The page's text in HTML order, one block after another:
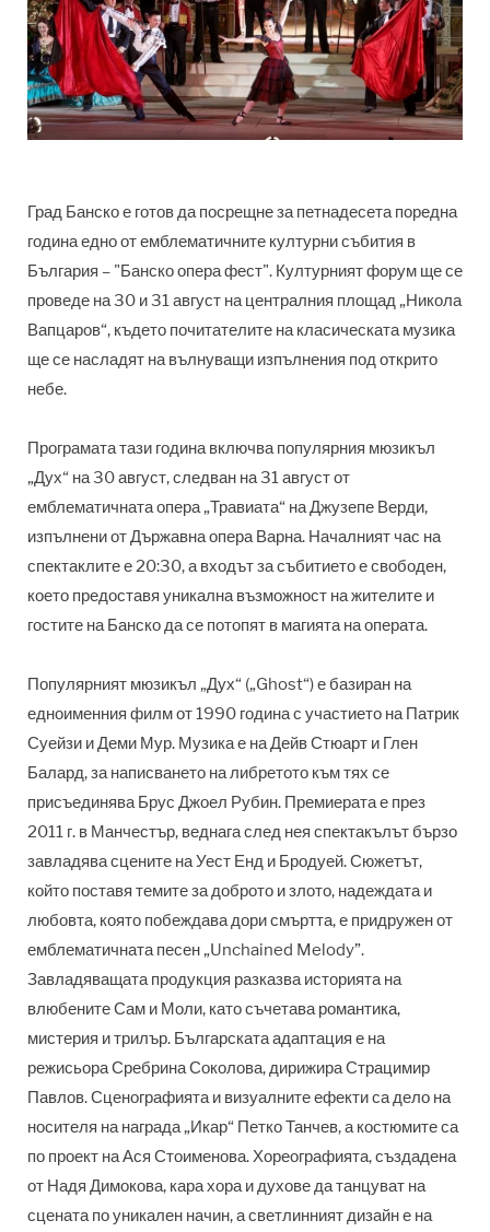
Град Банско е готов да посрещне за петнадесета поредна
година едно от емблематичните културни събития в
България – "Банско опера фест". Културният форум ще се
проведе на 30 и 31 август на централния площад „Никола
Вапцаров“, където почитателите на класическата музика
ще се насладят на вълнуващи изпълнения под открито
небе.
Програмата тази година включва популярния мюзикъл
„Дух“ на 30 август, следван на 31 август от
емблематичната опера „Травиата“ на Джузепе Верди,
изпълнени от Държавна опера Варна. Началният час на
спектаклите е 20:30, а входът за събитието е свободен,
което предоставя уникална възможност на жителите и
гостите на Банско да се потопят в магията на операта.
Популярният мюзикъл „Дух“ („Ghost“) е базиран на
едноименния филм от 1990 година с участието на Патрик
Суейзи и Деми Мур. Музика е на Дейв Стюарт и Глен
Балард, за написването на либретото към тях се
присъединява Брус Джоел Рубин. Премиерата е през
2011 г. в Манчестър, веднага след нея спектакълът бързо
завладява сцените на Уест Енд и Бродуей. Сюжетът,
който поставя темите за доброто и злото, надеждата и
любовта, която побеждава дори смъртта, е придружен от
емблематичната песен „Unchained Melody”.
Завладяващата продукция разказва историята на
влюбените Сам и Моли, като съчетава романтика,
мистерия и трилър. Българската адаптация е на
режисьора Сребрина Соколова, дирижира Страцимир
Павлов. Сценографията и визуалните ефекти са дело на
носителя на награда „Икар“ Петко Танчев, а костюмите са
по проект на Ася Стоименова. Хореографията, създадена
от Надя Димокова, кара хора и духове да танцуват на
сцената по уникален начин, а светлинният дизайн е на